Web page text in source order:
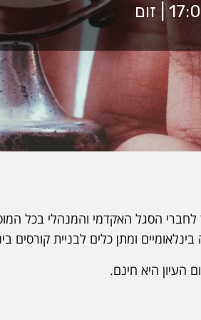
לחברי הסגל האקדמי והמנהלי בכל
ומתן כלים לבניית קורסים
העיון היא חינם.